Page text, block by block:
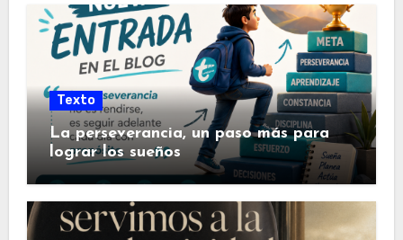
Texto
La perseverancia, un paso más para
lograr los sueños